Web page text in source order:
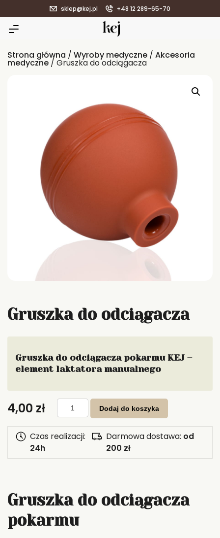
sklep@kej.pl +48 12 289-65-70
Strona główna / Wyroby medyczne / Akcesoria
medyczne / Gruszka do odciągacza
Gruszka do odciągacza
Gruszka do odciągacza pokarmu KEJ –
element laktatora manualnego
4,00 zł ilość
Gruszka
odciągacza
Dodaj do koszyka
Czas realizacji:
24h
Darmowa dostawa: od
200 zł
Gruszka do odciągacza
pokarmu